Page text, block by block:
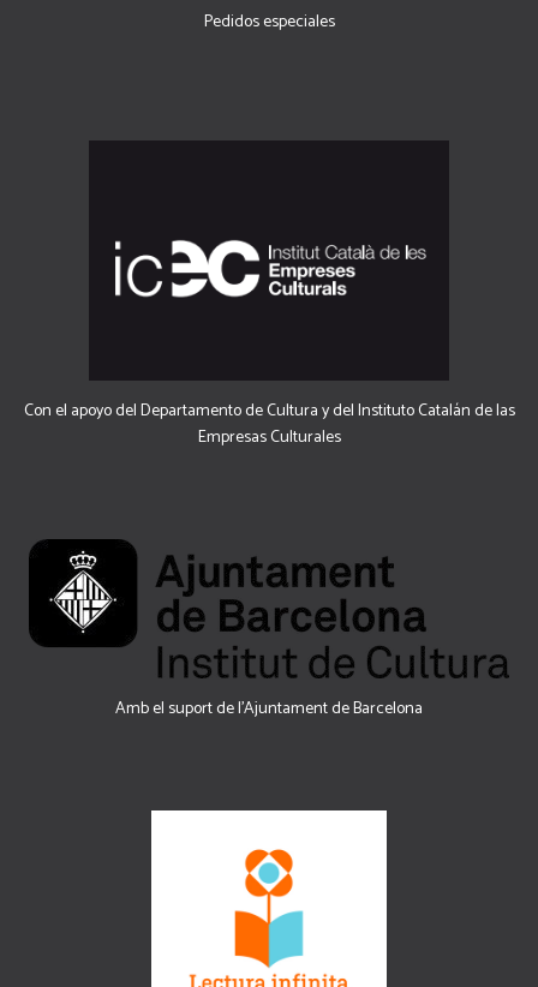
Pedidos especiales
Con el apoyo del Departamento de Cultura y del Instituto Catalán de las
Empresas Culturales
Amb el suport de l’Ajuntament de Barcelona